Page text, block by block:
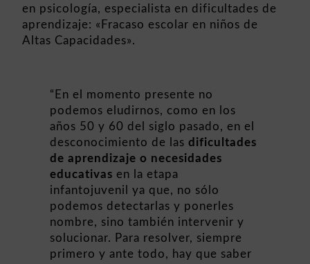
en psicología, especialista en dificultades de
aprendizaje: «Fracaso escolar en niños de
Altas Capacidades».
“En el momento presente no
podemos eludirnos, como en los
años 50 y 60 del siglo pasado, en el
desconocimiento de lasdificultades
de aprendizaje o necesidades
educativas en la etapa
infantojuvenil ya que, no sólo
podemos detectarlas y ponerles
nombre, sino también intervenir y
solucionar. Para resolver, siempre
primero y ante todo, hay que saber